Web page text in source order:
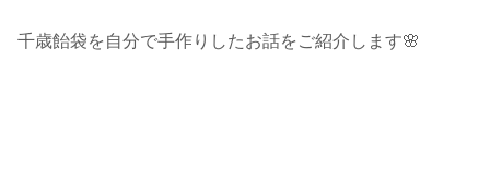
千歳飴袋を自分で手作りしたお話をご紹介します🌸